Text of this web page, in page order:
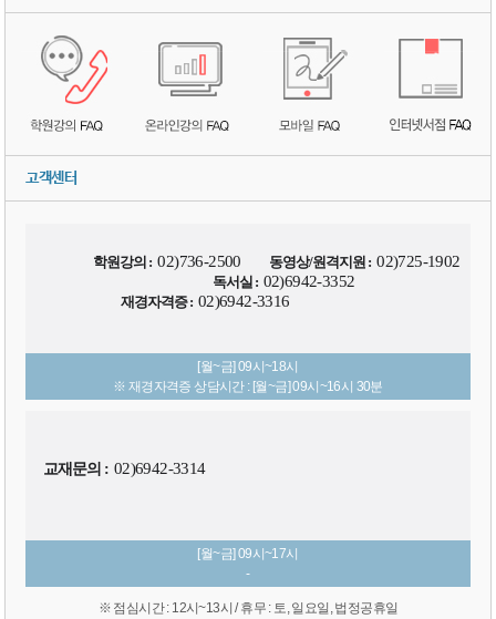
고객센터
학원강의 : 02)736-2500 동영상/원격지원 : 02)725-1902
독서실 : 02)6942-3352
재경자격증 : 02)6942-3316
[월~금] 09시~18시
※ 재경자격증 상담시간 : [월~금] 09시~16시 30분
교재문의 : 02)6942-3314
[월~금] 09시~17시
-
※ 점심시간 : 12시~13시 / 휴무 : 토, 일요일, 법정공휴일